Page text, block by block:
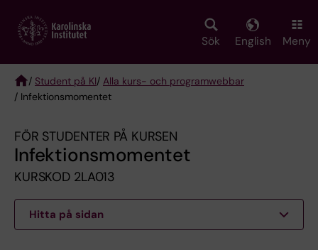
main
Sök English Meny
Breadcrumb
/ Student på KI/ Alla kurs- och programwebbar
/ Infektionsmomentet
FÖR STUDENTER PÅ KURSEN
Infektionsmomentet
KURSKOD 2LA013
Hitta på sidan